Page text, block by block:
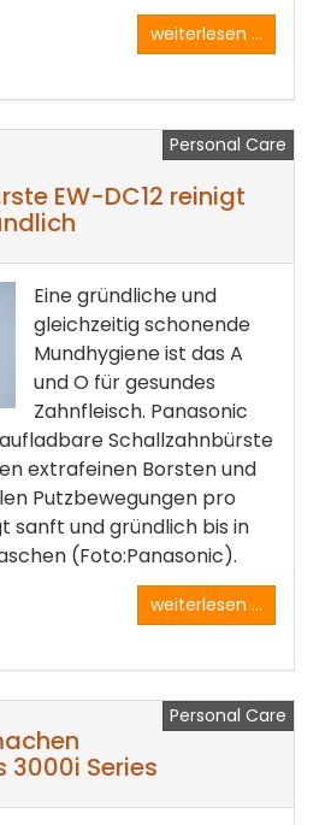
weiterlesen ...
Personal Care
EW-DC12 reinigt
Eine gründliche und
gleichzeitig schonende
Mundhygiene ist das A
und O für gesundes
Zahnfleisch. Panasonic
Schallzahnbürste
extrafeinen Borsten und
Putzbewegungen pro
sanft und gründlich bis in
(Foto:Panasonic).
weiterlesen ...
Personal Care
3000i Series